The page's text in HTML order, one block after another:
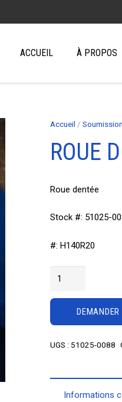
ACCUEIL À PROPOS
Accueil /Soumission
ROUE
Roue dentée
Stock #: 51025-
#: H140R20
quantité
Roue
UGS : 51025-0088
Informations